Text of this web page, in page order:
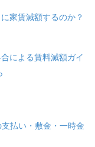
家賃減額するのか？
による賃料減額ガイ
払い・敷金・一時金